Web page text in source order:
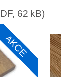
62 kB)
AKCE